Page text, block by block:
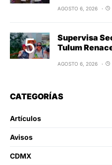
AGOSTO 6, 2026
Supervisa
Tulum
AGOSTO 6, 2026
CATEGORÍAS
Artículos
Avisos
CDMX